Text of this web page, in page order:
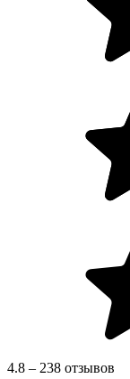
4.8 – 238 отзывов